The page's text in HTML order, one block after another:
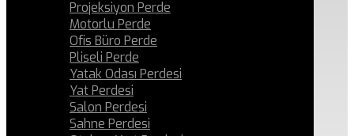
Projeksiyon Perde
Motorlu Perde
Ofis Büro Perde
Pliseli Perde
Yatak Odası Perdesi
Yat Perdesi
Salon Perdesi
Sahne Perdesi